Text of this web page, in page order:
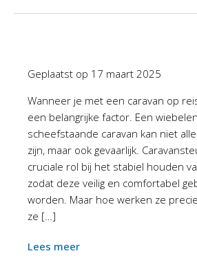
Geplaatst op 17 maart 2025
Wanneer je met een caravan op
een belangrijke factor. Een
scheefstaande caravan kan niet
zijn, maar ook gevaarlijk.
cruciale rol bij het stabiel houden
zodat deze veilig en comfortabel
worden. Maar hoe werken ze
ze […]
Lees meer